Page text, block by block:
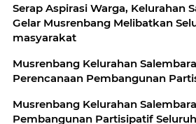
Serap Aspirasi Warga, Kelurahan
Gelar Musrenbang Melibatkan
masyarakat
Musrenbang Kelurahan
Perencanaan Pembangunan
Musrenbang Kelurahan
Pembangunan Partisipatif